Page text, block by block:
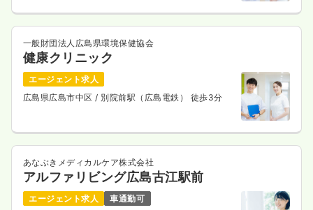
一般財団法人広島県環境保健協会
健康クリニック
エージェント求人
広島県広島市中区 / 別院前駅（広島電鉄） 徒歩3分
あなぶきメディカルケア株式会社
アルファリビング広島古江駅前
エージェント求人
車通勤可